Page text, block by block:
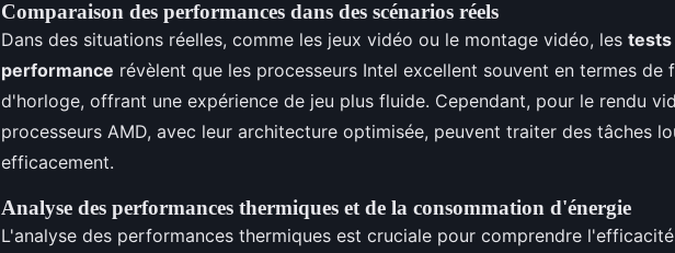
Comparaison des performances dans des scénarios réels
Dans des situations réelles, comme les jeux vidéo ou le montage vidéo, les tests
performance révèlent que les processeurs Intel excellent souvent en termes de
d'horloge, offrant une expérience de jeu plus fluide. Cependant, pour le rendu
processeurs AMD, avec leur architecture optimisée, peuvent traiter des tâches
efficacement.
Analyse des performances thermiques et de la consommation d'énergie
L'analyse des performances thermiques est cruciale pour comprendre